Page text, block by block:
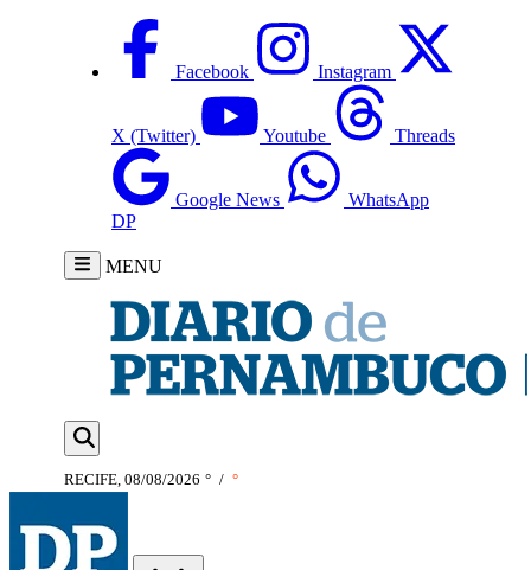
Facebook Instagram
X (Twitter) Youtube Threads
Google News
WhatsApp
DP
MENU
RECIFE, 08/08/2026 ° / °